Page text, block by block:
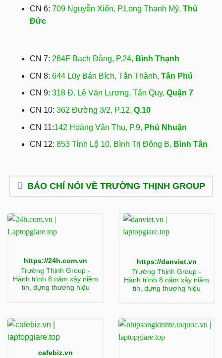
CN 6: 709 Nguyễn Xiển, P.Long Thạnh Mỹ, Thủ
Đức
CN 7: 264F Bạch Đằng, P.24, Bình Thạnh
CN 8: 644 Lũy Bán Bích, Tân Thành, Tân Phú
CN 9: 318 Đ. Lê Văn Lương, Tân Quy, Quận 7
CN 10: 362 Đường 3/2, P.12, Q.10
CN 11:142 Hoàng Văn Thụ, P.9, Phú Nhuận
CN 12: 853 Tỉnh Lộ 10, Bình Trị Đông B, Bình Tân
BÁO CHÍ NÓI VỀ TRƯỜNG THỊNH GROUP
https://24h.com.vn
Trường Thịnh Group -
Hành trình 8 năm xây niềm
tin, dựng thương hiệu
https://danviet.vn
Trường Thịnh Group -
Hành trình 8 năm xây niềm
tin, dựng thương hiệu
cafebiz.vn